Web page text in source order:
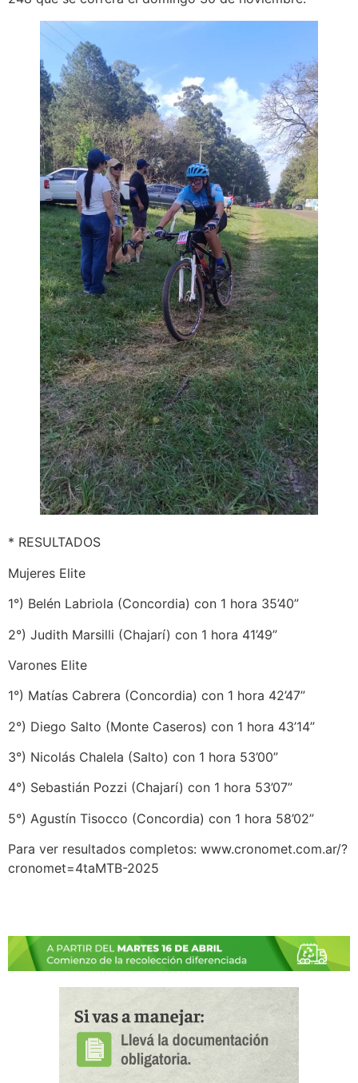
* RESULTADOS
Mujeres Elite
1°) Belén Labriola (Concordia) con 1 hora 35’40”
2°) Judith Marsilli (Chajarí) con 1 hora 41’49”
Varones Elite
1°) Matías Cabrera (Concordia) con 1 hora 42’47”
2°) Diego Salto (Monte Caseros) con 1 hora 43’14”
3°) Nicolás Chalela (Salto) con 1 hora 53’00”
4°) Sebastián Pozzi (Chajarí) con 1 hora 53’07”
5°) Agustín Tisocco (Concordia) con 1 hora 58’02”
Para ver resultados completos: www.cronomet.com.ar/?
cronomet=4taMTB-2025